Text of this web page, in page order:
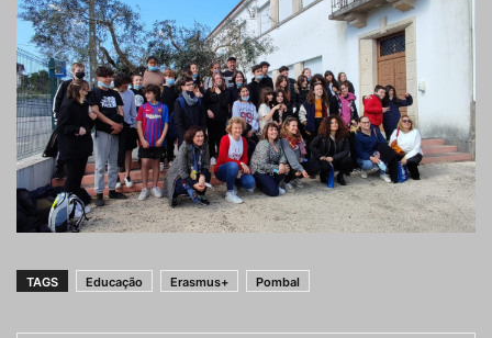
TAGS Educação Erasmus+ Pombal